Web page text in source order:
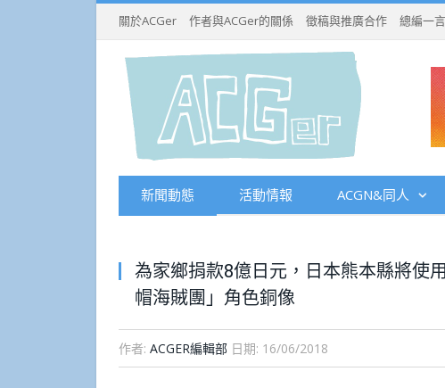
關於ACGer 作者與ACGer的關係 徵稿與推廣合作 總編一言
新聞動態 活動情報 ACGN&同人
為家鄉捐款8億日元，日本熊本縣將使
帽海賊團」角色銅像
作者: ACGER編輯部 日期: 16/06/2018